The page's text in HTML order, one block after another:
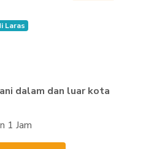
Laras
dalam dan luar kota
1 Jam